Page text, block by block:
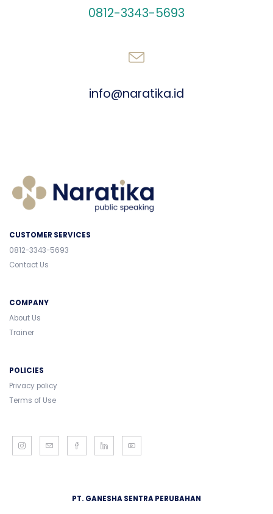
0812-3343-5693
info@naratika.id
CUSTOMER SERVICES
0812-3343-5693
Contact Us
COMPANY
About Us
Trainer
POLICIES
Privacy policy
Terms of Use
PT. GANESHA SENTRA PERUBAHAN